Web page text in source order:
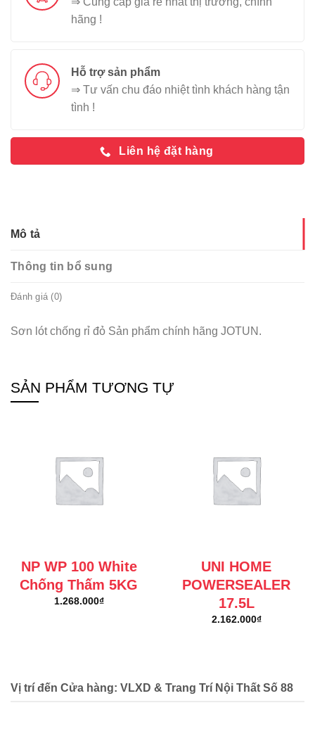
hãng !
Hỗ trợ sản phẩm
⇒ Tư vấn chu đáo nhiệt tình khách hàng tận
tình !
Liên hệ đặt hàng
Mô tả
Thông tin bổ sung
Đánh giá (0)
Sơn lót chống rỉ đỏ Sản phẩm chính hãng JOTUN.
SẢN PHẨM TƯƠNG TỰ
NP WP 100 White
Chống Thấm 5KG
1.268.000₫
UNI HOME
POWERSEALER
17.5L
2.162.000₫
Vị trí đến Cửa hàng: VLXD & Trang Trí Nội Thất Số 88